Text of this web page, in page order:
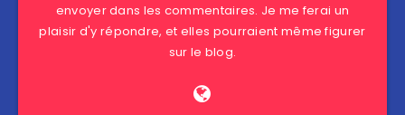
envoyer dans les commentaires. Je me ferai un
plaisir d'y répondre, et elles pourraient même figurer
sur le blog.